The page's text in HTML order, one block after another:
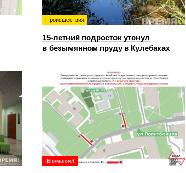
Происшествия
15-летний подросток утонул
в безымянном пруду в Кулебаках
Внимание!